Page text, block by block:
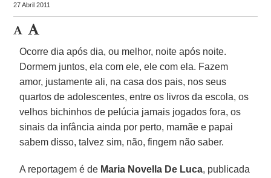
27 Abril 2011
Ocorre dia após dia, ou melhor, noite após noite.
Dormem juntos, ela com ele, ele com ela. Fazem
amor, justamente ali, na casa dos pais, nos seus
quartos de adolescentes, entre os livros da escola, os
velhos bichinhos de pelúcia jamais jogados fora, os
sinais da infância ainda por perto, mamãe e papai
sabem disso, talvez sim, não, fingem não saber.
A reportagem é de Maria Novella De Luca, publicada